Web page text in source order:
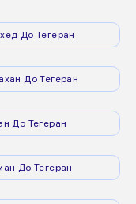
До Тегеран
До Тегеран
До Тегеран
До Тегеран